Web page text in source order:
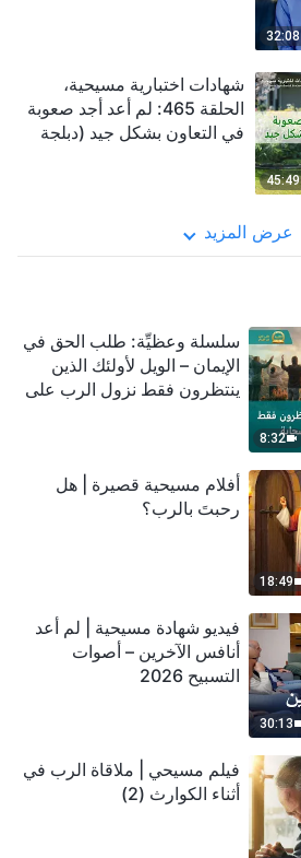
32:08
45:49
شهادات اختبارية مسيحية،
الحلقة 465: لم أعد أجد صعوبة
في التعاون بشكل جيد (دبلجة
عرض المزيد
8:32
سلسلة وعظيِّة: طلب الحق في
الإيمان – الويل لأولئك الذين
ينتظرون فقط نزول الرب على
18:49
أفلام مسيحية قصيرة | هل
رحبتَ بالرب؟
30:13
فيديو شهادة مسيحية | لم أعد
أنافس الآخرين – أصوات
التسبيح 2026
فيلم مسيحي | ملاقاة الرب في
أثناء الكوارث (2)